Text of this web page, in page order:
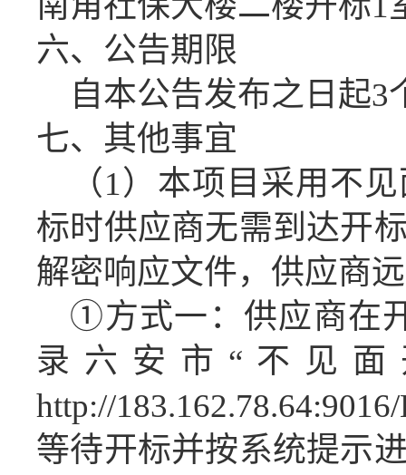
六、公告期限
自本公告发布之日起3
七、 其他事宜
（1）本项目采用不
标时供应商无需到达开
解密响应文件，供应商
①方式一：供应商在
录六安市“不见
http://
等待开标并按系统提示